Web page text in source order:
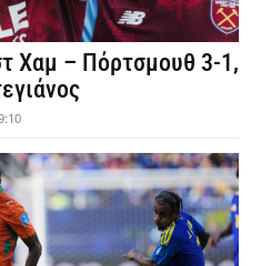
Χαμ – Πόρτσμουθ 3-1,